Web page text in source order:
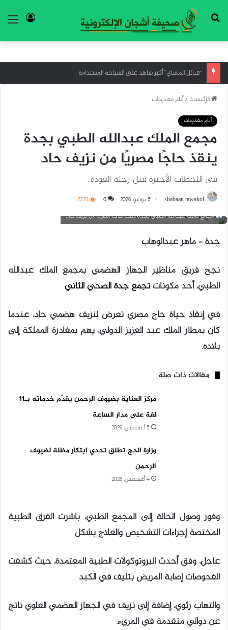
بحث عن
“قبائل الماساي” أكبر شاهد على السياحة المستدامة
الرئيسية/أيام معدودات
أيام معدودات
مجمع الملك عبدالله الطبي بجدة
ينقذ حاجًا مصريًا من نزيف حاد
في اللحظات الأخيرة قبل رحلة العودة..
shabaan tawakol 5 يونيو، 2026 0 1٬220
مجمع الملك عبدالله الطبي بجدة ينقذ حاجًا مصريًا من نزيف حاد
جدة – ماهر عبدالوهاب
نجح فريق مناظير الجهاز الهضمي بمجمع الملك عبدالله
الطبي، أحد مكوناتتجمع جدة الصحي الثاني
في إنقاذ حياة حاج مصري تعرض لنزيف هضمي حاد، عندما
كان بمطار الملك عبد العزيز الدولي، يهم بمغادرة المملكة إلى
بلاده.
مقالات ذات صلة
مركز العناية بضيوف الرحمن يقدّم خدماته بـ11
لغة على مدار الساعة
5 أغسطس، 2026
وزارة الحج تطلق تحدي ابتكار مظلة لضيوف
الرحمن
4 أغسطس، 2026
وفور وصول الحالة إلى المجمع الطبي، باشرت الفرق الطبية
المختصة إجراءات التشخيص والعلاج بشكل
عاجل، وفق أحدث البروتوكولات الطبية المعتمدة، حيث كشفت
الفحوصات إصابة المريض بتليف في الكبد
والتهاب رئوي، إضافة إلى نزيف في الجهاز الهضمي العلوي ناتج
عن دوالي متقدمة في المريء.